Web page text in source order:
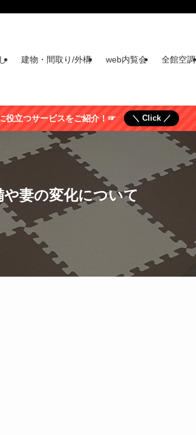
建物・間取り/外構 web内覧会 全館空調
役立つサービスをご紹介！☞ ＼ Click ／
妻の変化について